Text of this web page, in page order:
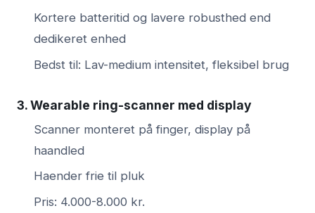
Kortere batteritid og lavere robusthed end
dedikeret enhed
Bedst til: Lav-medium intensitet, fleksibel brug
3. Wearable ring-scanner med display
Scanner monteret på finger, display på
haandled
Haender frie til pluk
Pris: 4.000-8.000 kr.